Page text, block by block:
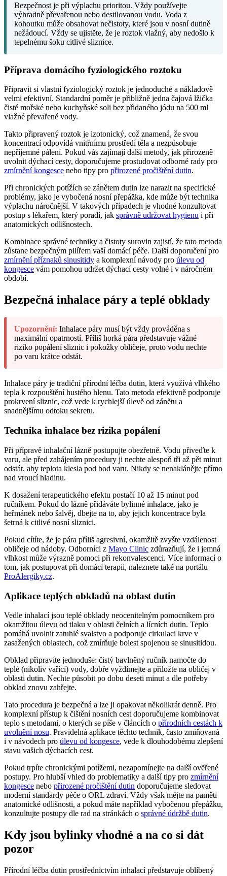
Bezpečnost je při výplachu prioritou. Vždy používejte
výhradně převařenou nebo destilovanou vodu. Voda z
kohoutku může obsahovat nečistoty, které jsou v nosní dutině
nežádoucí. Vždy se ujistěte, že je roztok vlažný, aby nedošlo k
tepelnému šoku citlivé sliznice.
Příprava domácího fyziologického roztoku
Připravit si vlastní fyziologický roztok je jednoduché a nákladově
velmi efektivní. Standardní poměr je přibližně jedna čajová lžička
čisté mořské nebo kuchyňské soli bez přidaného jódu na 500 ml
vlažné převařené vody.
Takto připravený roztok je izotonický, což znamená, že svou
koncentrací odpovídá vnitřnímu prostředí těla a nezpůsobuje
nepříjemné pálení. Pokud vás zajímají další metody, jak přirozeně
uvolnit dýchací cesty, doporučujeme prostudovat odborné rady pro
zmírnění kongesce nebo tipy pro přirozené pročištění dutin.
Při chronických potížích se zánětem dutin lze narazit na specifické
problémy, jako je vybočená nosní přepážka, kde může být technika
výplachu náročnější. V takových případech je vhodné konzultovat
postup s lékařem, který poradí, jak správně udržovat hygienu i při
anatomických odlišnostech.
Kombinace správné techniky a čistoty surovin zajistí, že tato metoda
zůstane bezpečným pilířem vaší domácí péče. Další doporučení pro
zmírnění příznaků sinusitidy a komplexní návody pro úlevu od
kongesce vám pomohou udržet dýchací cesty volné i v náročném
období.
Bezpečná inhalace páry a teplé obklady
Upozornění: Inhalace páry musí být vždy prováděna s
maximální opatrností. Příliš horká pára představuje vážné
riziko popálení sliznic i pokožky obličeje, proto vodu nechte
po varu krátce odstát.
Inhalace páry je tradiční přírodní léčba dutin, která využívá vlhkého
tepla k rozpouštění hustého hlenu. Tato metoda efektivně podporuje
prokrvení sliznic, což vede k rychlejší úlevě od zánětu a
snadnějšímu odtoku sekretu.
Technika inhalace bez rizika popálení
Při přípravě inhalační lázně postupujte obezřetně. Vodu přiveďte k
varu, ale před zahájením procedury ji nechte alespoň tři až pět minut
odstát, aby teplota klesla pod bod varu. Nikdy se nenaklánějte přímo
nad vroucí hladinu.
K dosažení terapeutického efektu postačí 10 až 15 minut pod
ručníkem. Pokud do lázně přidáváte bylinné inhalace, jako je
heřmánek nebo šalvěj, dbejte na to, aby jejich koncentrace byla
šetrná k citlivé nosní sliznici.
Pokud cítíte, že je pára příliš agresivní, okamžitě zvyšte vzdálenost
obličeje od nádoby. Odborníci z Mayo Clinic zdůrazňují, že i jemná
vlhkost může výrazně pomoci při rekonvalescenci. Více informací o
tom, jak postupovat při domácí terapii, naleznete také na portálu
ProAlergiky.cz.
Aplikace teplých obkladů na oblast dutin
Vedle inhalací jsou teplé obklady neocenitelným pomocníkem pro
okamžitou úlevu od tlaku v oblasti čelních a lícních dutin. Teplo
pomáhá uvolnit zatuhlé svalstvo a podporuje cirkulaci krve v
zasažených oblastech, což zmírňuje bolest spojenou se sinusitidou.
Obklad připravíte jednoduše: čistý bavlněný ručník namočte do
teplé (nikoliv vařící) vody, dobře vyždímejte a přiložte na obličej v
oblasti dutin. Nechte působit po dobu deseti minut a dle potřeby
obklad znovu zahřejte.
Tato procedura je bezpečná a lze ji opakovat několikrát denně. Pro
komplexní přístup k čištění nosních cest doporučujeme kombinovat
teplo s metodami, o kterých se píše v článcích o přírodních cestách k
uvolnění nosu. Pravidelná aplikace těchto technik, často zmiňovaná
i v návodech pro úlevu od kongesce, vede k dlouhodobému zlepšení
stavu vašich dýchacích cest.
Pokud trpíte chronickými potížemi, nezapomínejte na další ověřené
postupy. Pro hlubší vhled do problematiky a další tipy pro zmírnění
kongesce nebo přirozené pročištění dutin doporučujeme sledovat
moderní standardy péče o ORL zdraví. Vždy však mějte na paměti
anatomické odlišnosti, a pokud máte například vybočenou přepážku,
konzultujte postupy dle rad na stránkách o správné údržbě dutin.
Kdy jsou bylinky vhodné a na co si dát
pozor
Přírodní léčba dutin prostřednictvím inhalací představuje oblíbený